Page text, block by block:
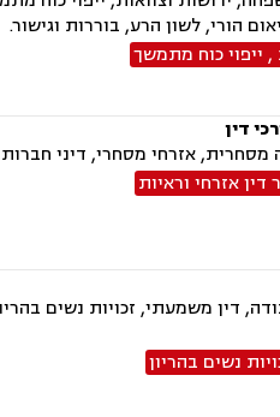
הורי, לשון הרע, בוררות וגישור.
, ייפוי כוח מתמשך
דין
אזרחי מסחרי, דיני חברות
דין אזרחי וראיות
דין משמעתי, זכויות נשים
נשים בהריון